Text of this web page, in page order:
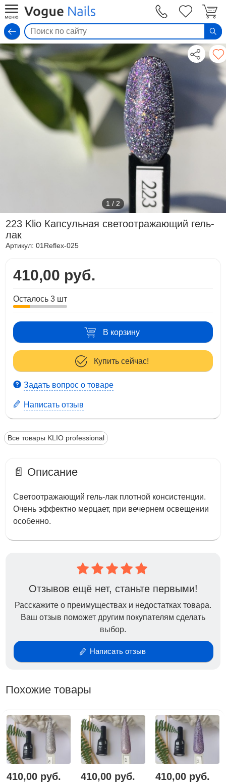
1 / 2
223 Klio Капсульная светоотражающий гель-
лак
Артикул:01Reflex-025
410,00 руб.
Осталось 3 шт
В корзину
Купить сейчас!
Задать вопрос о товаре
Написать отзыв
Все товары KLIO professional
📄 Описание
Светоотражающий гель-лак плотной консистенции.
Очень эффектно мерцает, при вечернем освещении
особенно.
Отзывов ещё нет, станьте первыми!
Расскажите о преимуществах и недостатках товара.
Ваш отзыв поможет другим покупателям сделать
выбор.
Написать отзыв
Похожие товары
410,00 руб. 410,00 руб. 410,00 руб.